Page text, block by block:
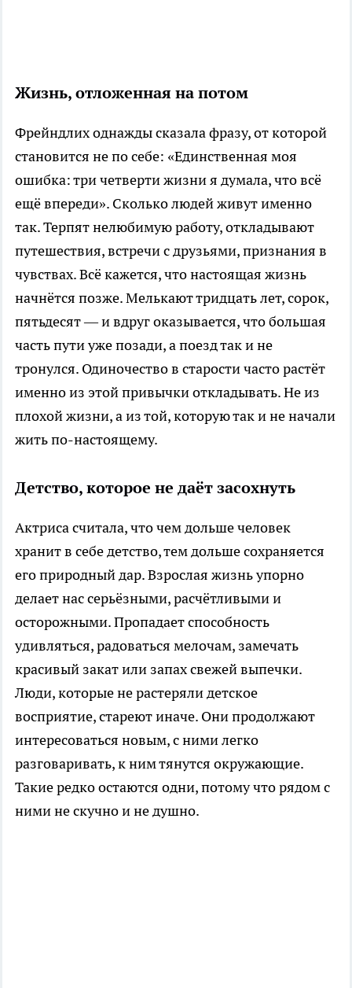
Жизнь, отложенная на потом
Фрейндлих однажды сказала фразу, от которой
становится не по себе: «Единственная моя
ошибка: три четверти жизни я думала, что всё
ещё впереди». Сколько людей живут именно
так. Терпят нелюбимую работу, откладывают
путешествия, встречи с друзьями, признания в
чувствах. Всё кажется, что настоящая жизнь
начнётся позже. Мелькают тридцать лет, сорок,
пятьдесят — и вдруг оказывается, что большая
часть пути уже позади, а поезд так и не
тронулся. Одиночество в старости часто растёт
именно из этой привычки откладывать. Не из
плохой жизни, а из той, которую так и не начали
жить по-настоящему.
Детство, которое не даёт засохнуть
Актриса считала, что чем дольше человек
хранит в себе детство, тем дольше сохраняется
его природный дар. Взрослая жизнь упорно
делает нас серьёзными, расчётливыми и
осторожными. Пропадает способность
удивляться, радоваться мелочам, замечать
красивый закат или запах свежей выпечки.
Люди, которые не растеряли детское
восприятие, стареют иначе. Они продолжают
интересоваться новым, с ними легко
разговаривать, к ним тянутся окружающие.
Такие редко остаются одни, потому что рядом с
ними не скучно и не душно.